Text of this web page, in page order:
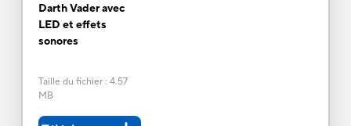
Darth Vader avec
LED et effets
sonores
Taille du fichier: 4.57
MB